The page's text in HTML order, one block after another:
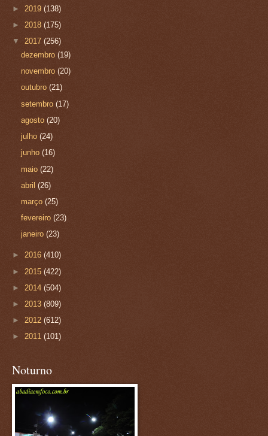
► 2019 (138)
► 2018 (175)
▼ 2017 (256)
dezembro(19)
novembro(20)
outubro(21)
setembro(17)
agosto(20)
julho(24)
junho(16)
maio(22)
abril(26)
março(25)
fevereiro(23)
janeiro(23)
► 2016 (410)
► 2015 (422)
► 2014 (504)
► 2013 (809)
► 2012 (612)
► 2011 (101)
Noturno